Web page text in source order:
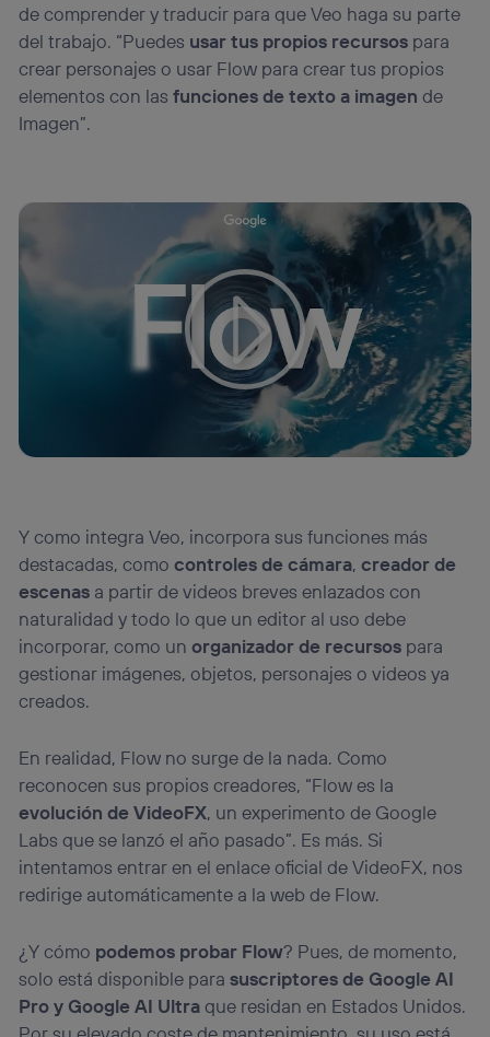
de comprender y traducir para que Veo haga su parte
del trabajo. “Puedes usar tus propios recursos para
crear personajes o usar Flow para crear tus propios
elementos con lasfunciones de texto a imagen de
Imagen”.
Tu configuración de cookies no permite la visualización de
este contenido
Configurar cookies
Y como integra Veo, incorpora sus funciones más
destacadas, comocontroles de cámara,creador de
escenas a partir de videos breves enlazados con
naturalidad y todo lo que un editor al uso debe
incorporar, como unorganizador de recursos para
gestionar imágenes, objetos, personajes o videos ya
creados.
En realidad, Flow no surge de la nada. Como
reconocen sus propios creadores, “Flow es la
evolución de VideoFX, un experimento de Google
Labs que se lanzó el año pasado”. Es más. Si
intentamos entrar en el enlace oficial de VideoFX, nos
redirige automáticamente a la web de Flow.
¿Y cómo podemos probar Flow? Pues, de momento,
solo está disponible parasuscriptores de Google AI
Pro y Google AI Ultraque residan en Estados Unidos.